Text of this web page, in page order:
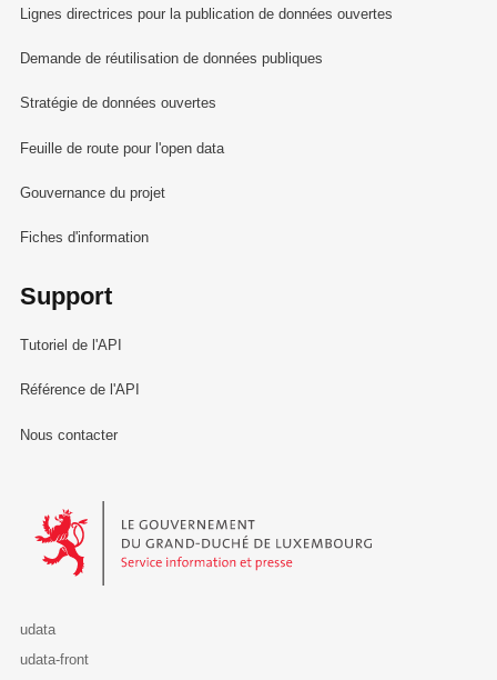
Lignes directrices pour la publication de données ouvertes
Demande de réutilisation de données publiques
Stratégie de données ouvertes
Feuille de route pour l'open data
Gouvernance du projet
Fiches d'information
Support
Tutoriel de l'API
Référence de l'API
Nous contacter
Le Gouvernement du Grand-Duché de Luxembourg - Service
udata
udata-front